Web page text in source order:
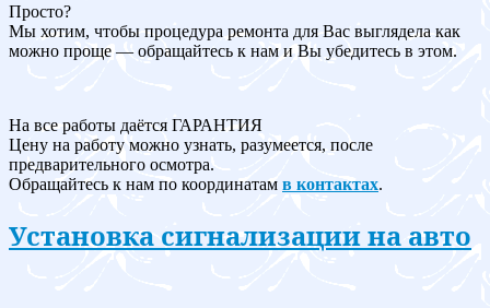
Просто?
Мы хотим, чтобы процедура ремонта для Вас выглядела как
можно проще — обращайтесь к нам и Вы убедитесь в этом.
На все работы даётся ГАРАНТИЯ
Цену на работу можно узнать, разумеется, после
предварительного осмотра.
Обращайтесь к нам по координатам в контактах.
Установка сигнализации на авто